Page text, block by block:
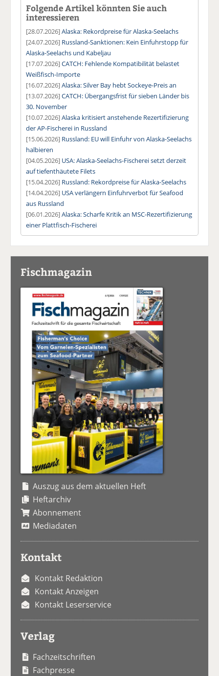
Folgende Artikel könnten Sie auch
interessieren
[28.07.2026]Alaska: Rekordpreise für Alaska-Seelachs
[24.07.2026] Russland-Sanktionen: Kein Einfuhrstopp für
Alaska-Seelachs und Kabeljau
[17.07.2026]CATCH: Fehlende Kompatibilität belastet
Weißfisch-Importe
[16.07.2026]Alaska: Silver Bay hebt Sockeye-Preis an
[13.07.2026]CATCH: Übergangsfrist für sieben Länder bis
30. November
[10.07.2026]Alaska kritisiert anstehende Rezertifizierung
der AP-Fischerei in Russland
[15.06.2026] Russland: EU will Einfuhr von Alaska-Seelachs
halbieren
[04.05.2026] USA: Alaska-Seelachs-Fischerei setzt derzeit
auf tiefenthäutete Filets
[15.04.2026] Russland: Rekordpreise für Alaska-Seelachs
[14.04.2026] USA verlängern Einfuhrverbot für Seafood
aus Russland
[06.01.2026]Alaska: Scharfe Kritik an MSC-Rezertifizierung
einer Plattfisch-Fischerei
Fischmagazin
Auszug aus dem aktuellen Heft
Heftarchiv
Abonnement
Mediadaten
Kontakt
Kontakt Redaktion
Kontakt Anzeigen
Kontakt Leserservice
Verlag
Fachzeitschriften
Fachpresse